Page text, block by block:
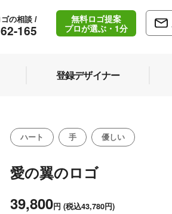
165
の相談 /
無料ロゴ提案
プロが選ぶ・1分
登録デザイナー
ハート 手 優しい
愛の翼のロゴ
39,800円 (税込43,780円)